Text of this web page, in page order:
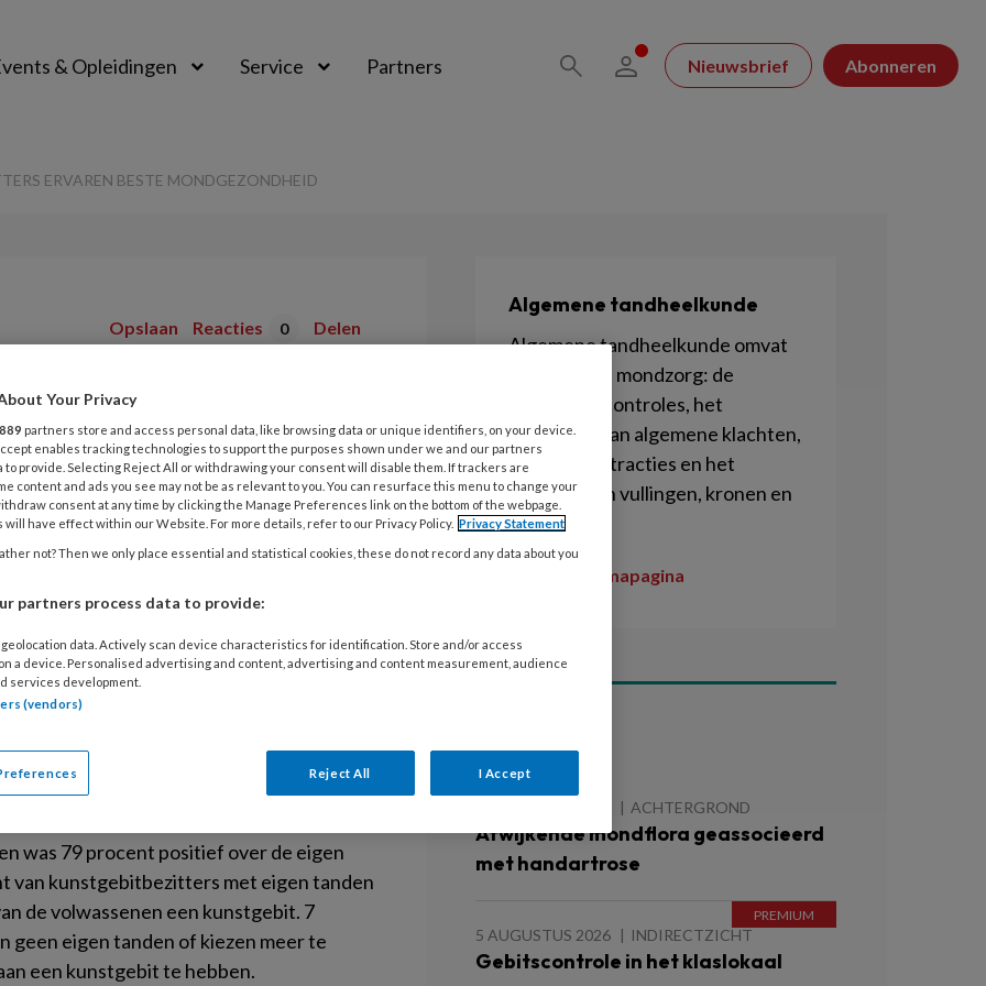
& Opleidingen Service Partners Nieuwsbrief Abonneren
ERVAREN BESTE MONDGEZONDHEID
Opslaan Reacties 0 Delen
ervaren
geen eigen tanden en kiezen
mondgezondheid dan mensen
meldt het CBS op basis van de
kunstgebit beoordeelt hun
Bij volwassenen met een kunstgebit
64 procent. Onder
verschil of iemand wel of niet eigen
was 79 procent positief over de eigen
van kunstgebitbezitters met eigen tanden
de volwassenen een kunstgebit. 7
geen eigen tanden of kiezen meer te
een kunstgebit te hebben.
Algemene tandheelkunde
Algemene tandheelkunde omvat
de reguliere mondzorg: de
periodieke controles, het
verhelpen van algemene klachten,
maar ook extracties en het
plaatsen van vullingen, kronen en
bruggen.
Naar de themapagina
Lees ook
ACHTERGROND
Afwijkende mondflora geassocieerd
met handartrose
5 AUGUSTUS 2026 INDIRECTZICHT
Gebitscontrole in het klaslokaal
Your Privacy
889 partners store and access personal data, like browsing data or unique identifiers, on your device.
enables tracking technologies to support the purposes shown under we and our partners
to provide. Selecting Reject All or withdrawing your consent will disable them. If trackers are
content and ads you see may not be as relevant to you. You can resurface this menu to change your
consent at any time by clicking the Manage Preferences link on the bottom of the webpage.
will have effect within our Website. For more details, refer to our Privacy Policy. Privacy Statement
not? Then we only place essential and statistical cookies, these do not record any data about you
partners process data to provide:
data. Actively scan device characteristics for identification. Store and/or access
a device. Personalised advertising and content, advertising and content measurement, audience
services development.
(vendors)
Reject All I Accept